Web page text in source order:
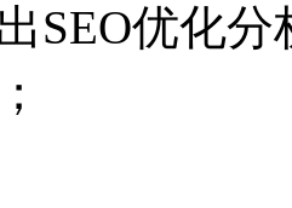
SEO优化